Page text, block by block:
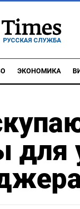
РУССКАЯ СЛУЖБА
ЭКОНОМИКА
для